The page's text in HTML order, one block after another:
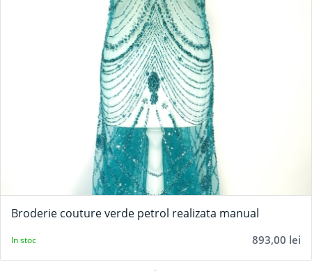
Broderie couture verde petrol realizata manual
893,00 lei
In stoc